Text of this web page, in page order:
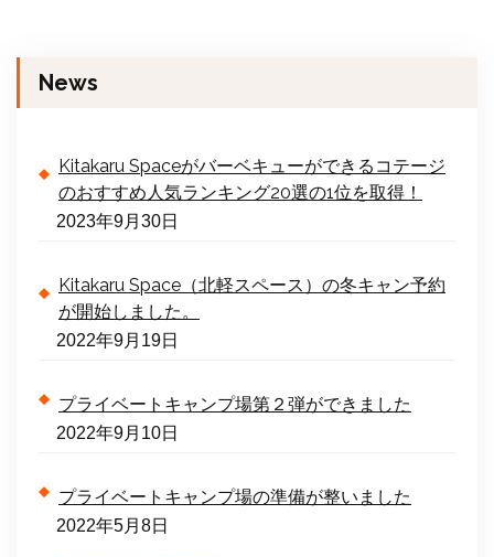
News
Kitakaru Spaceがバーベキューができるコテージ
のおすすめ人気ランキング20選の1位を取得！
2023年9月30日
Kitakaru Space（北軽スペース）の冬キャン予約
が開始しました。
2022年9月19日
プライベートキャンプ場第２弾ができました
2022年9月10日
プライベートキャンプ場の準備が整いました
2022年5月8日